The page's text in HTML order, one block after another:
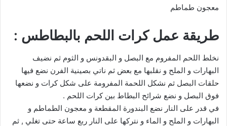
معجون طماطم
طريقة عمل كرات اللحم بالبطاطس :
نخلط اللحم المفروم مع البصل و البقدونس و الثوم ثم نضيف
البهارات و الملح و نقلبها مع بعض ثم ناتي بصينية الفرن نضع فيها
حلقات البصل ثم نشكل اللحمة المفرومة على شكل كرات و نضعها
فوق البصل و نضع شرائح البطاط بين كرات اللحم .
في قدر على النار نضع البندورة المقطعة و معجون الطماطم و
البهارات و الملح و الماء و نتركها على النار ربع ساعة حتى تغلي , ثم